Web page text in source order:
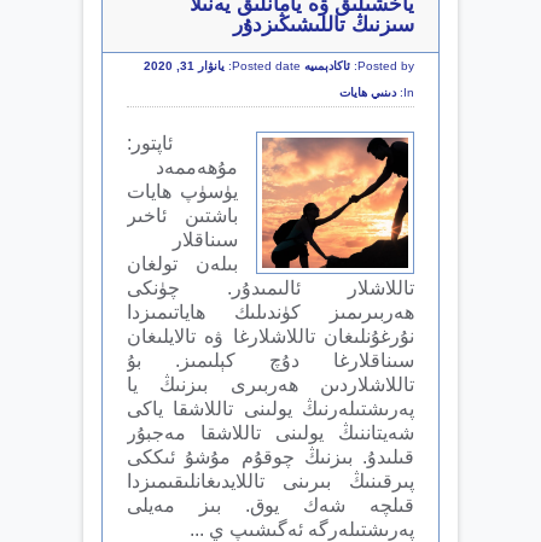
سىزنىڭ تاللىشىڭىزدۇر
Posted by: ئاكادېمىيە Posted date: يانۋار 31, 2020
In:
دىنىي ھايات
ئاپتور:
مۇھەممەد
يۈسۈپ ھايات
باشتىن ئاخىر
سىناقلار
بىلەن تولغان
تاللاشلار ئالىمىدۇر. چۈنكى
ھەربىرىمىز كۈندىلىك ھاياتىمىزدا
نۇرغۇنلىغان تاللاشلارغا ۋە تالايلىغان
سىناقلارغا دۇچ كېلىمىز. بۇ
تاللاشلاردىن ھەربىرى بىزنىڭ يا
پەرىشتىلەرنىڭ يولىنى تاللاشقا ياكى
شەيتاننىڭ يولىنى تاللاشقا مەجبۇر
قىلىدۇ. بىزنىڭ چوقۇم مۇشۇ ئىككى
پىرقىنىڭ بىرىنى تاللايدىغانلىقىمىزدا
قىلچە شەك يوق. بىز مەيلى
پەرىشتىلەرگە ئەگىشىپ ي ...